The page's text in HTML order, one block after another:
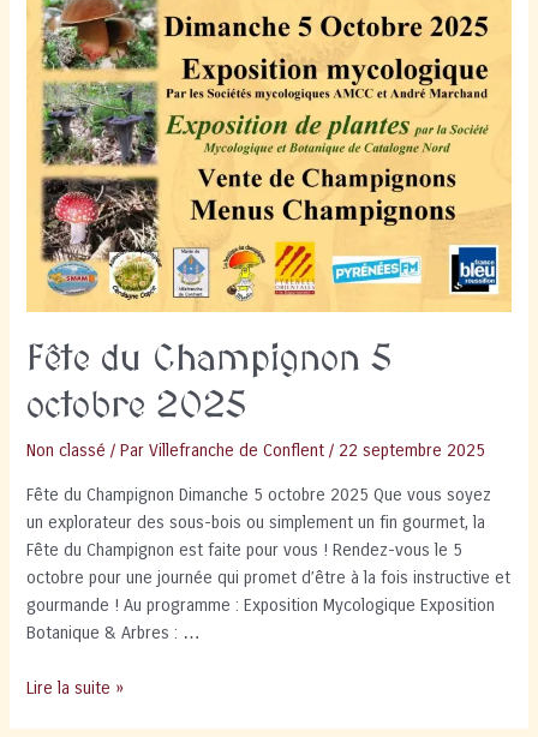
Fête du Champignon 5
octobre 2025
Non classé / ParVillefranche de Conflent / 22 septembre 2025
Fête du Champignon Dimanche 5 octobre 2025 Que vous soyez
un explorateur des sous-bois ou simplement un fin gourmet, la
Fête du Champignon est faite pour vous ! Rendez-vous le 5
octobre pour une journée qui promet d’être à la fois instructive et
gourmande ! Au programme : Exposition Mycologique Exposition
Botanique & Arbres : …
Fête
Lire la suite »